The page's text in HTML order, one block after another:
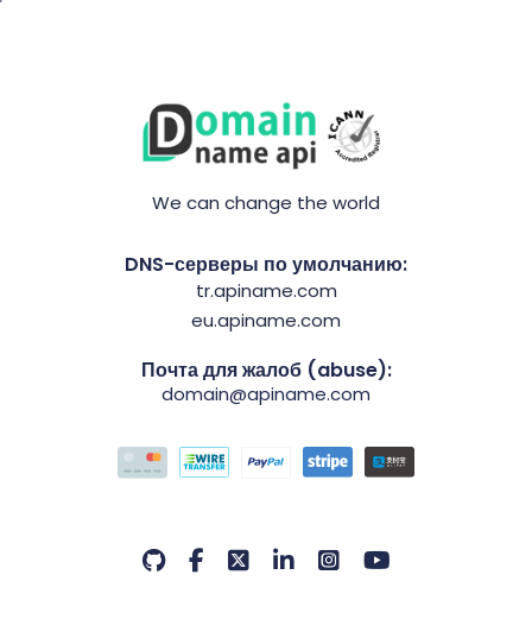
We can change the world
DNS-серверы по умолчанию:
tr.apiname.com
eu.apiname.com
Почта для жалоб (abuse):
domain@apiname.com